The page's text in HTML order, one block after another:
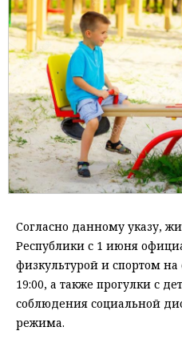
Согласно данному указу,
Республики с 1 июня
физкультурой и спортом на
19:00, а также прогулки с
соблюдения социальной
режима.